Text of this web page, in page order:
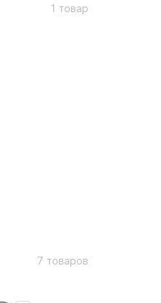
1 товар
7 товаров